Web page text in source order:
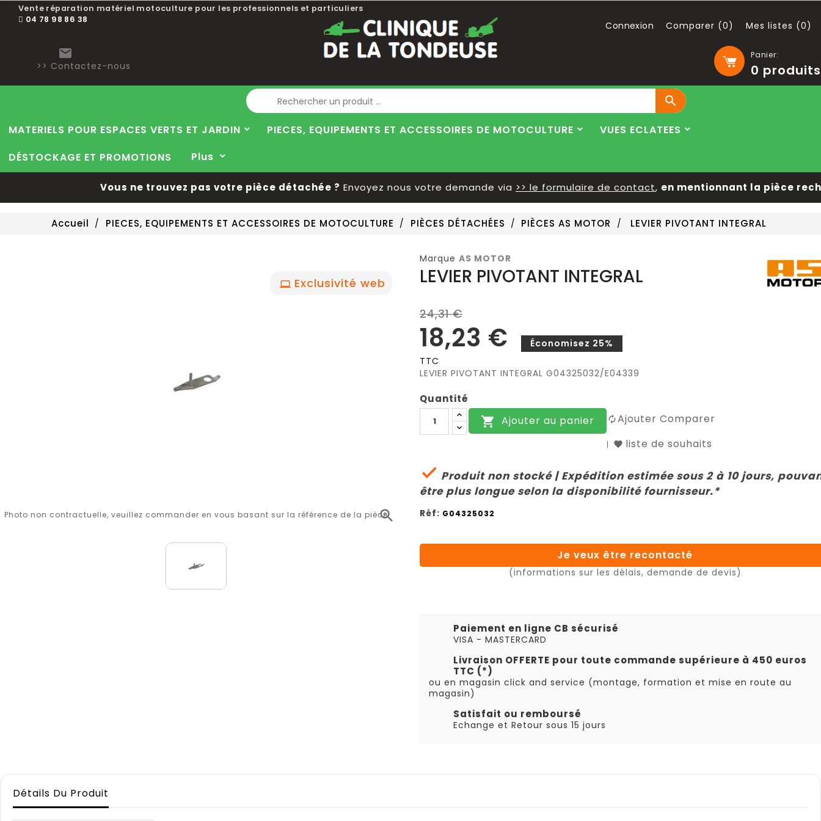
Vente réparation matériel motoculture pour les professionnels et particuliers
04 78 98 86 38
Panier:
0 produits

>> Contactez-nous
Connexion Comparer (0) Mes listes (0)
Blog

MATERIELS POUR ESPACES VERTS ET JARDIN PIECES, EQUIPEMENTS ET ACCESSOIRES DE MOTOCULTURE
VUES ECLATEES
DÉSTOCKAGE ET PROMOTIONS
Plus
Vous ne trouvez pas votre pièce détachée ?Envoyez nous votre demande via>> le formulaire de contact,en mentionnant la pièce
Accueil PIECES, EQUIPEMENTS ET ACCESSOIRES DE MOTOCULTURE PIÈCES DÉTACHÉES PIÈCES AS MOTOR LEVIER PIVOTANT INTEGRAL
Exclusivité web

Photo non contractuelle, veuillez commander en vous basant sur la référence de la pièce
Marque AS MOTOR
LEVIER PIVOTANT INTEGRAL
24,31 €
18,23 €
Économisez 25%
TTC
LEVIER PIVOTANT INTEGRAL G04325032/E04339
Quantité
 Ajouter au panier
Ajouter Comparer
liste de souhaits
 Produit non stocké | Expédition estimée sous 2 à 10 jours,
être plus longue selon la disponibilité fournisseur.*
Réf: G04325032
Je veux être recontacté
(informations sur les délais, demande de devis)
Paiement en ligne CB sécurisé
VISA - MASTERCARD
Livraison OFFERTE pour toute commande supérieure à 450 euros
TTC (*)
ou en magasin click and service (montage, formation et mise en route au
magasin)
Satisfait ou remboursé
Echange et Retour sous 15 jours
Détails Du Produit